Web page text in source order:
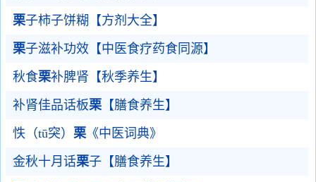
栗子柿子饼糊【方剂大全】
栗子滋补功效【中医食疗药食同源】
秋食栗补脾肾【秋季养生】
补肾佳品话板栗【膳食养生】
怢（tū突） 栗《中医词典》
金秋十月话栗子【膳食养生】